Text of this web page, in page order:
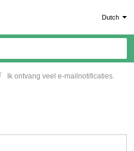
Dutch
Ik ontvang veel e-mailnotificaties.